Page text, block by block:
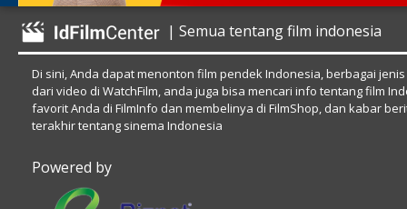
| Semua tentang film indonesia
Di sini, Anda dapat menonton film pendek Indonesia, berbagai
dari video di WatchFilm, anda juga bisa mencari info tentang film
favorit Anda di FilmInfo dan membelinya di FilmShop, dan kabar
terakhir tentang sinema Indonesia
Powered by